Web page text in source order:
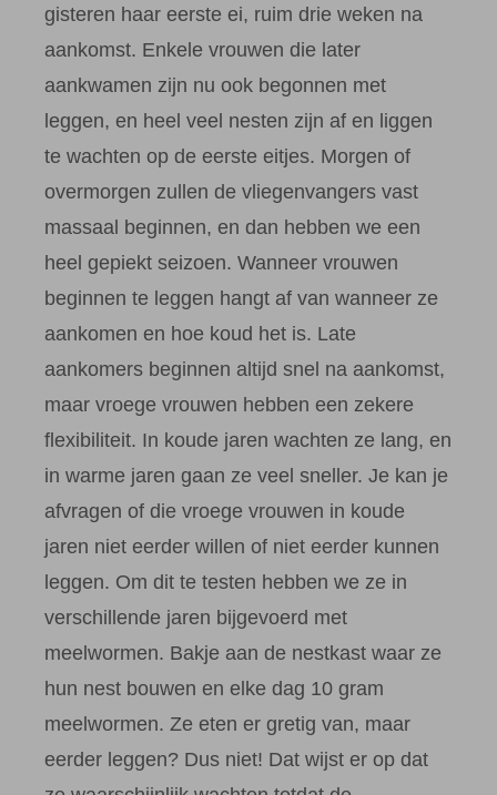
gisteren haar eerste ei, ruim drie weken na
aankomst. Enkele vrouwen die later
aankwamen zijn nu ook begonnen met
leggen, en heel veel nesten zijn af en liggen
te wachten op de eerste eitjes. Morgen of
overmorgen zullen de vliegenvangers vast
massaal beginnen, en dan hebben we een
heel gepiekt seizoen. Wanneer vrouwen
beginnen te leggen hangt af van wanneer ze
aankomen en hoe koud het is. Late
aankomers beginnen altijd snel na aankomst,
maar vroege vrouwen hebben een zekere
flexibiliteit. In koude jaren wachten ze lang, en
in warme jaren gaan ze veel sneller. Je kan je
afvragen of die vroege vrouwen in koude
jaren niet eerder willen of niet eerder kunnen
leggen. Om dit te testen hebben we ze in
verschillende jaren bijgevoerd met
meelwormen. Bakje aan de nestkast waar ze
hun nest bouwen en elke dag 10 gram
meelwormen. Ze eten er gretig van, maar
eerder leggen? Dus niet! Dat wijst er op dat